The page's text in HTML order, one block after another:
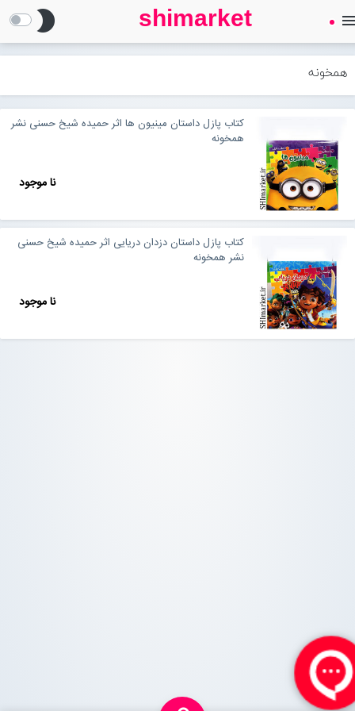
SHIMARKET
درباره ما
بلاگ
Open submenu (محصولات)
محصولات
تماس با ما
ورود به سایت
brightness_2 shimarket
همخونه
کتاب پازل داستان مینیون ها اثر حمیده شیخ حسنی نشر
همخونه
نا موجود
کتاب پازل داستان دزدان دریایی اثر حمیده شیخ حسنی
نشر همخونه
نا موجود